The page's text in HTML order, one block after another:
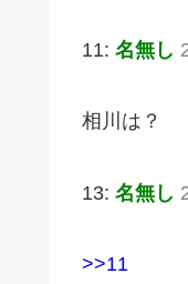
11: 名無し
相川は？
13: 名無し
>>11